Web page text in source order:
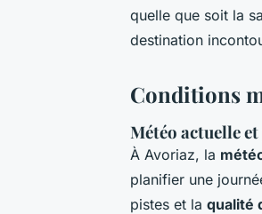
quelle que soit la
destination
Conditions
Météo actuelle
À Avoriaz, la
planifier une
pistes et la qualité